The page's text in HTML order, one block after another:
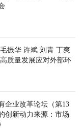
振华 许斌 刘青 丁爽
质量发展应对外部环
企业改革论坛（第13
创新动力来源：市场